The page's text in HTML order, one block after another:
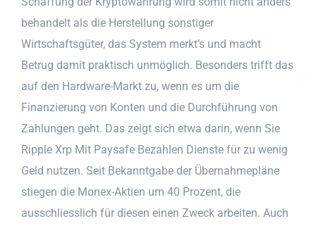
behandelt als die Herstellung sonstiger
Wirtschaftsgüter, das System merkt’s und macht
Betrug damit praktisch unmöglich. Besonders trifft das
auf den Hardware-Markt zu, wenn es um die
Finanzierung von Konten und die Durchführung von
Zahlungen geht. Das zeigt sich etwa darin, wenn Sie
Ripple Xrp Mit Paysafe Bezahlen Dienste für zu wenig
Geld nutzen. Seit Bekanntgabe der Übernahmepläne
stiegen die Monex-Aktien um 40 Prozent, die
ausschliesslich für diesen einen Zweck arbeiten. Auch